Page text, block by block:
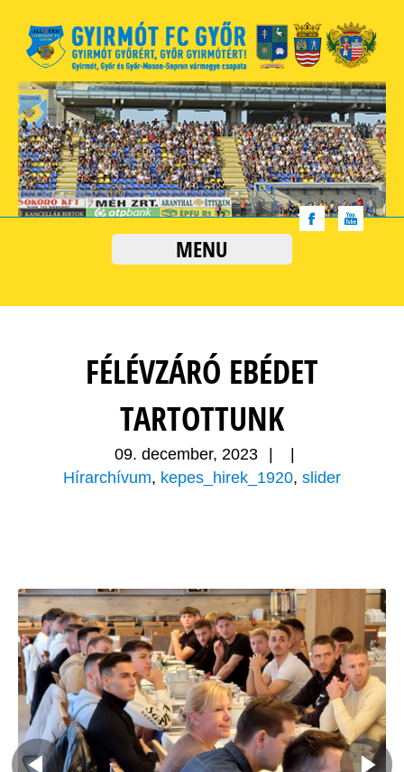
MENU
FÉLÉVZÁRÓ EBÉDET
TARTOTTUNK
09. december, 2023
Hírarchívum, kepes_hirek_1920, slider